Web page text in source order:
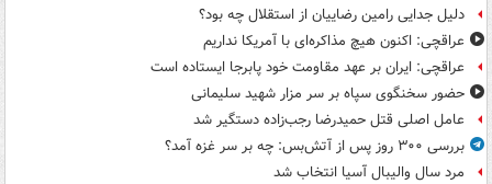
دلیل جدایی رامین رضاییان از استقلال چه بود؟
عراقچی: اکنون هیچ مذاکره‌ای با آمریکا نداریم
عراقچی: ایران بر عهد مقاومت خود پابرجا ایستاده است
حضور سخنگوی سپاه بر سر مزار شهید سلیمانی
عامل اصلی قتل حمیدرضا رجب‌زاده دستگیر شد
بررسی ۳۰۰ روز پس از آتش‌بس: چه بر سر غزه آمد؟
مرد سال والیبال آسیا انتخاب شد